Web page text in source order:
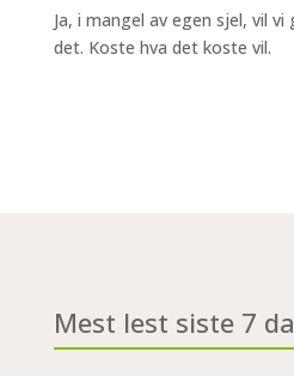
Ja, i mangel av egen sjel, vil
det. Koste hva det koste vil.
Mest lest siste 7